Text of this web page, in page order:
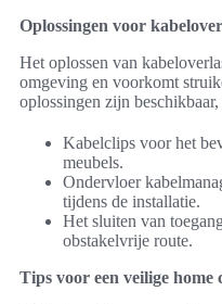
Oplossingen voor
Het oplossen van
omgeving en voorkomt
oplossingen zijn beschikbaar,
Kabelclips voor het
meubels.
Ondervloer
tijdens de installatie.
Het sluiten van
obstakelvrije route.
Tips voor een veilige home